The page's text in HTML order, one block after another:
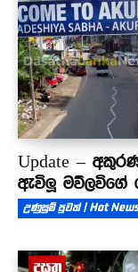
Update –
ඇවිලූ මව්ලවිගේ
උණුසුම් පුවත් | Hot News